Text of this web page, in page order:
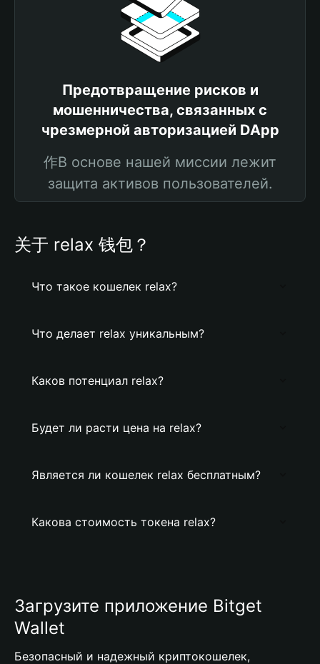
Предотвращение рисков и
мошенничества, связанных с
чрезмерной авторизацией DApp
作В основе нашей миссии лежит
защита активов пользователей.
关于 relax 钱包？
Что такое кошелек relax?
Что делает relax уникальным?
Каков потенциал relax?
Будет ли расти цена на relax?
Является ли кошелек relax бесплатным?
Какова стоимость токена relax?
Загрузите приложение Bitget
Wallet
Безопасный и надежный криптокошелек,